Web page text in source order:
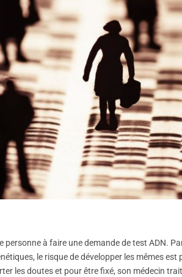
personne à faire une demande de test ADN.
le risque de développer les mêmes
les doutes et pour être fixé, son médecin